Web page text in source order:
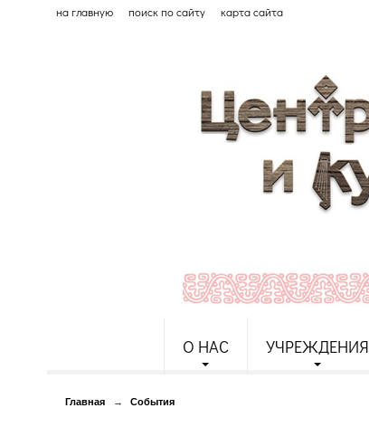
на главную поиск по сайту карта сайта
О НАС УЧРЕЖДЕНИЯ
Главная → События